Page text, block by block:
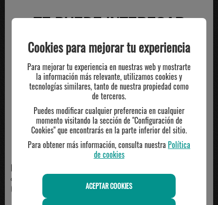
TE PUEDE INTERESAR
HUMMEL
chaqueta estadio celta 26/27
64.95€
chaqueta estadio celta 26/27
59.95€
Cookies para mejorar tu experiencia
Para mejorar tu experiencia en nuestras web y mostrarte
la información más relevante, utilizamos cookies y
tecnologías similares, tanto de nuestra propiedad como
de terceros.
Puedes modificar cualquier preferencia en cualquier
momento visitando la sección de "Configuración de
Cookies" que encontrarás en la parte inferior del sitio.
Para obtener más información, consulta nuestra Política
de cookies
ACEPTAR COOKIES